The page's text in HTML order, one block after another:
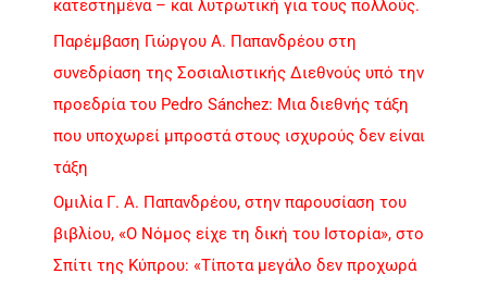
κατεστημένα – και λυτρωτική για τους πολλούς.
Παρέμβαση Γιώργου Α. Παπανδρέου στη
συνεδρίαση της Σοσιαλιστικής Διεθνούς υπό την
προεδρία του Pedro Sánchez: Μια διεθνής τάξη
που υποχωρεί μπροστά στους ισχυρούς δεν είναι
τάξη
Ομιλία Γ. Α. Παπανδρέου, στην παρουσίαση του
βιβλίου, «Ο Νόμος είχε τη δική του Ιστορία», στο
Σπίτι της Κύπρου: «Τίποτα μεγάλο δεν προχωρά